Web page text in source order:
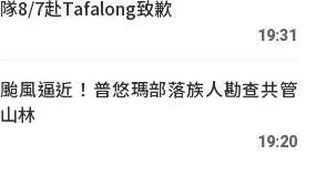
隊8/7赴Tafalong致歉
19:31
颱風逼近！普悠瑪部落族人勘查共管
山林
19:20